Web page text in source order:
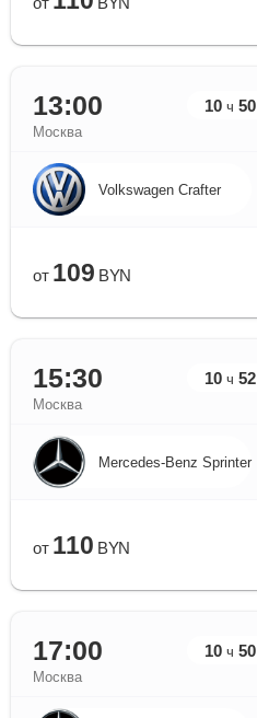
13:00 10 ч 50
Москва
Volkswagen Сrafter
от 109 BYN
15:30 10 ч 52
Москва
Mercedes-Benz Sprinter
от 110 BYN
17:00 10 ч 50
Москва